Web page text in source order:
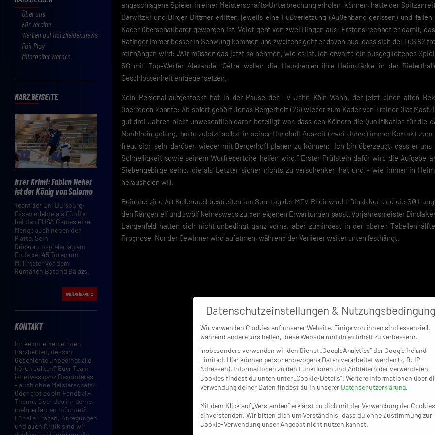
Über uns
Für Vereine
Werben auf Harzhelden.news
Fair Play
Mitarbeiter werden
HARZ BEISEITE
Irrer Krimi: Fabian Neher
ist der König von Salerno
Team der Uni Duisburg-
Essen erlebte als Fünfter
bei den EUSA Games eine
Menge auch neben der
Platte. Sein
Rückraumspieler lag am
Ende bei 45 Toren um
Millimeter vor dem
Rumänen Botond Balazs.
weiterlesen »
KONTAKT
Ihr kennt einen echten
Harzhelden, dessen
Geschichte unbedingt alle
hören sollten? Euer Team
ist etwas ganz Besonderes
– auch ohne Meisterschaft?
Oder gibt es ein Handball-
Thema, über das ihr gerne
mehr erfahren möchtet?
Für alle Fragen, Anregungen
und auch Kritik sind wir
angeschlagene Spieler in einer Meisterschafts-Unterbrechung erholen können, hatte der
Barwitzki und Birger Dittmer erlitten jeweils eine Fußverletzung (Außenband gerissen) und
Kader überschaubarer geworden ist. Voigt geht von zwei Dingen aus: Erstens rechnet er damit,
Ratinger immer besser in Schwung kommen und zweitens geht er davon aus, dass sich der TuS 82
reinhängen wird: „Wir müssen das jetzt so nehmen, wie es ist. Ich erwarte ein ausgeglichenes
SG mit Top-Werfer Alexander Oelze wollen die Hausherren ihre Heimstärke in der
Geschlossenheit entgegensetzen.
Sein Personal aufgestockt hat in der Pause der TV Jahn Köln-Wahn, der jetzt einen alten
überreden konnte: Ab sofort gehört Jonas Bergerhoff (26) wieder zum Kader von Trainer Olaf Mast.
gut drei Jahren nicht unwesentlich daran beteiligt war, dass den Kölnern die Qualifikation für die
Nordrhein gelang, hatte zuletzt selbst in seiner Handball-Auszeit (zwei Jahre) immer Kontakt zum
freut sich sehr darüber, wieder mit Bergerhoff planen zu können: „Ich bin überzeugt, dass er
Schnelligkeit sowie seinem Wurfrepertoire helfen wird.“ Erster Prüfstein dafür wird die Aufgabe
Siebengebirge seinb, die als Letzter sicher nichts zu verschenken hat und – wie immer in
herausholen will.
Beinahe eine Art Kellerduell bestreiten am Sonntag der MTV Rheinwacht Dinslaken und die SG
den Rängen elf und zwölf keineswegs zu den eigenen Erwartungen passt. Vorjahresmeister
Langenfeld hatten sich nicht unbedingt ganz vorne, aber zumindest in der oberen
Prognose: Nur der Gewinner wird aufatmen, während der Verlierer weiter unten festhängt.
Datenschutzeinstellungen &
Wir verwenden Cookies auf unserer Website. Einige von ihnen sind essenziell,
während andere uns helfen, diese Website und ihren Inhalt zu verbessern.
Insbesondere verwenden wir den Dienst „GoogleAnalytics“ der Google Ireland
Limited. Hier können personenbezogene Daten verarbeitet werden (z. B. IP-
Adressen). Informationen zu den Funktionen und Anbietern der verwendeten
Cookies findest du unten unter „Cookie-Details“. Weitere Informationen über
Verwendung deiner Daten findest du in unserer Datenschutzerklärung.
Mit dem Klick auf „Verstanden“ erklärst du dich mit der Verwendung der Cookies
einverstanden. Wir bitten dich um Verständnis, dass du ohne Zustimmung zur
Cookie-Verwendung unser Angebot nicht nutzen kannst.